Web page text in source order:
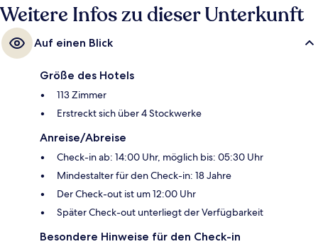
Weitere Infos zu dieser Unterkunft
Auf einen Blick
Größe des Hotels
113 Zimmer
Erstreckt sich über 4 Stockwerke
Anreise/Abreise
Check-in ab: 14:00 Uhr, möglich bis: 05:30 Uhr
Mindestalter für den Check-in: 18 Jahre
Der Check-out ist um 12:00 Uhr
Später Check-out unterliegt der Verfügbarkeit
Besondere Hinweise für den Check-in